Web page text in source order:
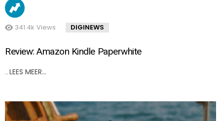
341.4k Views DIGINEWS
Review: Amazon Kindle Paperwhite
LEES MEER…